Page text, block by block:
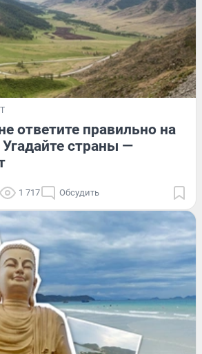
ответите правильно на
страны —
1 717 Обсудить